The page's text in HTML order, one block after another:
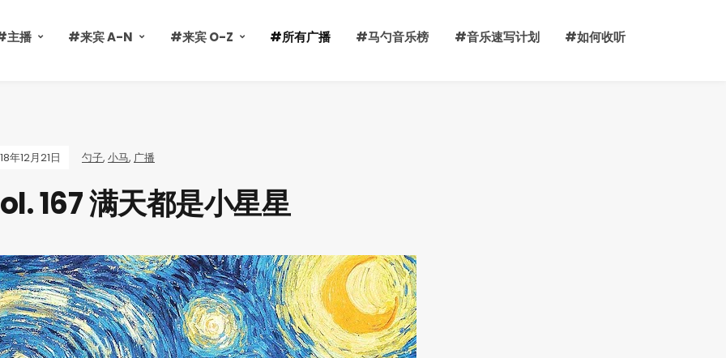
主播 #来宾 A-N #来宾 O-Z #所有广播 #马勺音乐榜 #音乐速写计划 #如何收听
年12月21日 勺子, 小马, 广播
167 满天都是小星星